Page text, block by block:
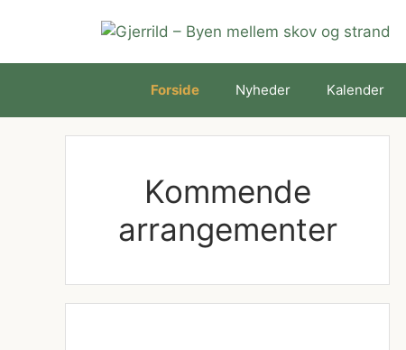
Forside Nyheder Kalender
Kommende
arrangementer